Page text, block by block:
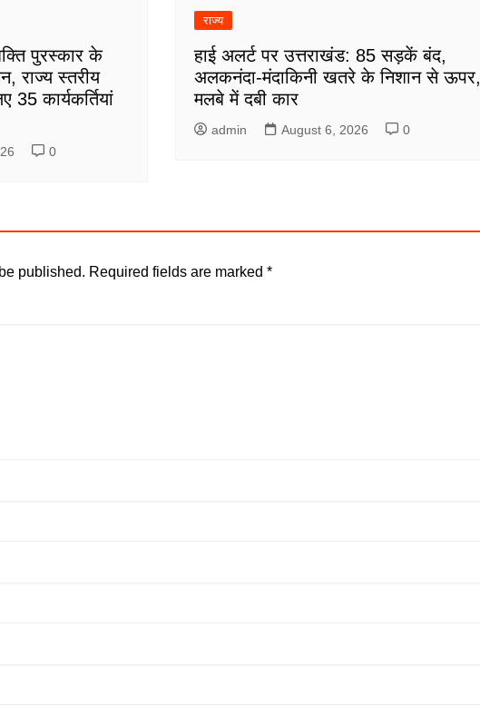
पुरस्कार के
राज्य स्तरीय
कार्यकर्तियां
0
राज्य
हाई अलर्ट पर उत्तराखंड: 85 सड़कें बंद,
अलकनंदा-मंदाकिनी खतरे के निशान से ऊपर,
मलबे में दबी कार
admin August 6, 2026 0
published. Required fields are marked *